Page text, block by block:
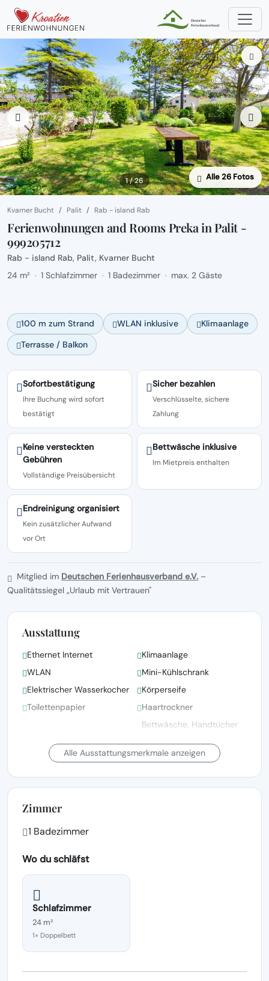
1 / 26 Alle 26 Fotos
Kvarner Bucht Palit Rab - island Rab
Ferienwohnungen and Rooms Preka in Palit -
999205712
Rab - island Rab, Palit, Kvarner Bucht
24 m² · 1 Schlafzimmer · 1 Badezimmer · max. 2 Gäste
100 m zum Strand WLAN inklusive
Klimaanlage
Terrasse / Balkon
Sofortbestätigung
Ihre Buchung wird sofort
bestätigt
Sicher bezahlen
Verschlüsselte, sichere
Zahlung
Keine versteckten
Gebühren
Vollständige Preisübersicht
Bettwäsche inklusive
Im Mietpreis enthalten
Endreinigung organisiert
Kein zusätzlicher Aufwand
vor Ort
Mitglied im Deutschen Ferienhausverband e.V. –
Qualitätssiegel „Urlaub mit Vertrauen"
Ausstattung
Ethernet Internet
Klimaanlage
WLAN
Mini-Kühlschrank
Elektrischer Wasserkocher
Körperseife
Toilettenpapier
Haartrockner
Schrank
Bettwäsche, Handtücher
Richtlinien der örtlichen
Behörden gewaschen
Kinderbett(en)/Babybett(en)
Kleiderbügel
Alle Ausstattungsmerkmale anzeigen
Zimmer
1 Badezimmer
Wo du schläfst
Schlafzimmer
24 m²
1× Doppelbett